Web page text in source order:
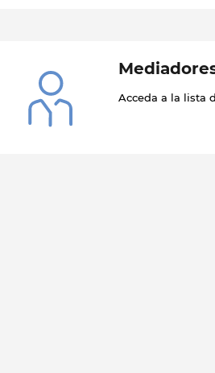
Acceda a la lista